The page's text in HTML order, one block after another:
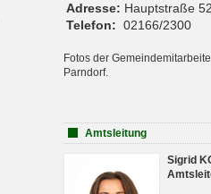
Adresse: Hauptstraße
Telefon: 02166/2300
Fotos der
Parndorf.
Amtsleitung
Sigrid